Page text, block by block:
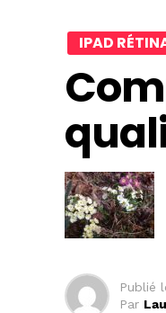
IPAD
Publié
Par